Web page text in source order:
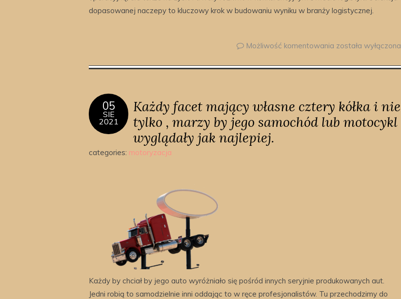
dopasowanej naczepy to kluczowy krok w budowaniu wyniku w branży logistycznej.
Możliwość komentowania została wyłączona
05
SIE
2021
Każdy facet mający własne cztery kółka i nie
tylko , marzy by jego samochód lub motocykl
wyglądały jak najlepiej.
categories: motoryzacja
Każdy by chciał by jego auto wyróżniało się pośród innych seryjnie produkowanych aut.
Jedni robią to samodzielnie inni oddając to w ręce profesjonalistów. Tu przechodzimy do